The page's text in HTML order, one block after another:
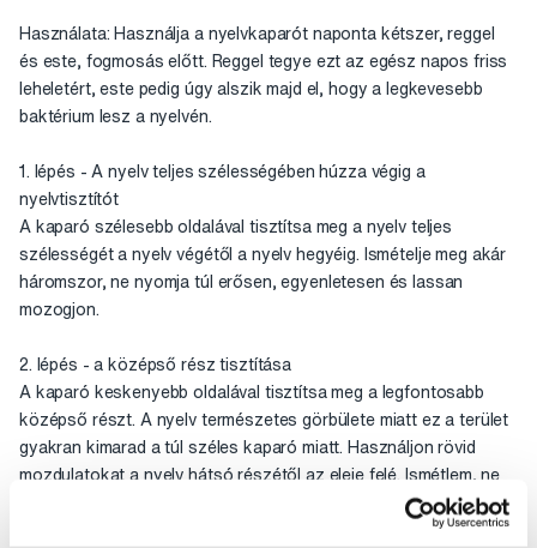
Használata: Használja a nyelvkaparót naponta kétszer, reggel
és este, fogmosás előtt. Reggel tegye ezt az egész napos friss
leheletért, este pedig úgy alszik majd el, hogy a legkevesebb
baktérium lesz a nyelvén.
1. lépés - A nyelv teljes szélességében húzza végig a
nyelvtisztítót
A kaparó szélesebb oldalával tisztítsa meg a nyelv teljes
szélességét a nyelv végétől a nyelv hegyéig. Ismételje meg akár
háromszor, ne nyomja túl erősen, egyenletesen és lassan
mozogjon.
2. lépés - a középső rész tisztítása
A kaparó keskenyebb oldalával tisztítsa meg a legfontosabb
középső részt. A nyelv természetes görbülete miatt ez a terület
gyakran kimarad a túl széles kaparó miatt. Használjon rövid
mozdulatokat a nyelv hátsó részétől az eleje felé. Ismétlem, ne